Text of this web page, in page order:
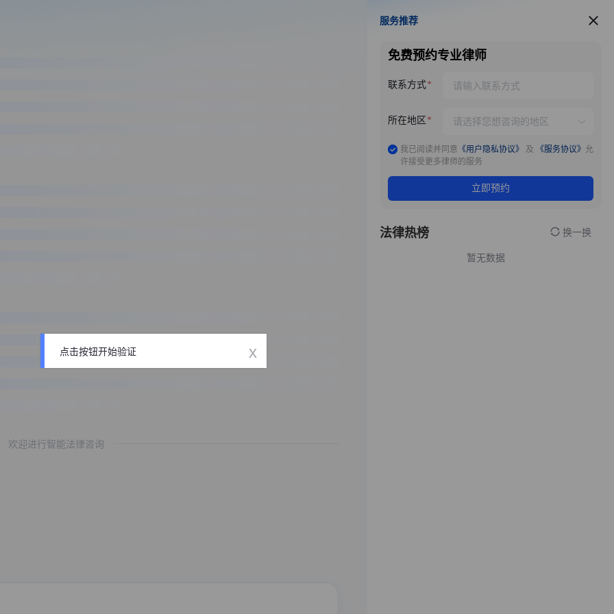
欢迎进行智能法律咨询
服务推荐
服务推荐
免费预约专业律师
联系方式
所在地区
我已阅读并同意 《用户隐私协议》 及 《服务协议》 允
许接受更多律师的服务
立即预约
法律热榜 换一换
暂无数据
点击按钮开始验证 x